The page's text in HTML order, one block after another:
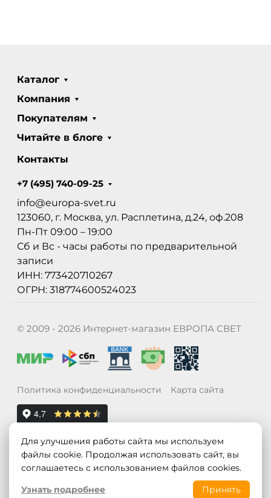
Каталог
Компания
Покупателям
Читайте в блоге
Контакты
+7 (495) 740-09-25
info@europa-svet.ru
123060, г. Москва, ул. Расплетина, д.24, оф.208
Пн-Пт 09:00 – 19:00
Сб и Вс - часы работы по предварительной
записи
ИНН: 773420710267
ОГРН: 318774600524023
© 2009 - 2026 Интернет-магазин ЕВРОПА СВЕТ
Политика конфиденциальности Карта сайта
Для улучшения работы сайта мы используем
файлы cookie. Продолжая использовать сайт, вы
соглашаетесь с использованием файлов cookies.
Узнать подробнее
Принять